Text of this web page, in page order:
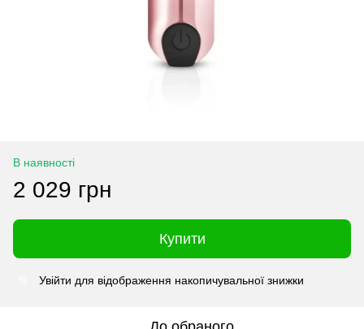
В наявності
2 029 грн
Купити
Увійти для відображення накопичувальної знижки